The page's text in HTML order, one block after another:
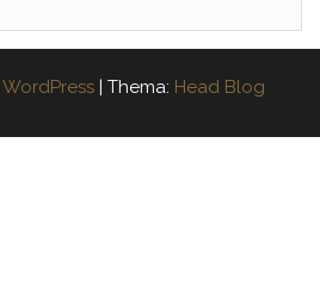
WordPress | Thema: Head Blog